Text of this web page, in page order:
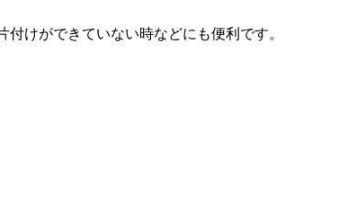
けができていない時などにも便利です。